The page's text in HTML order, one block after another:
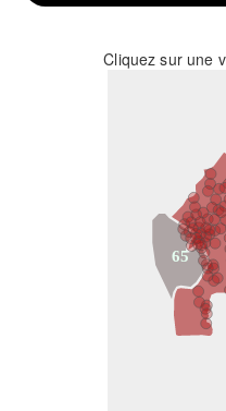
Cliquez sur une
65